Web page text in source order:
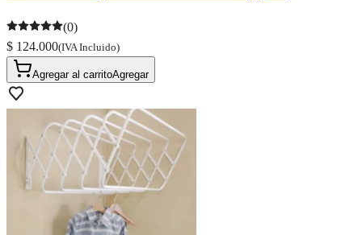
(0)
$ 124.000(IVA Incluido)
Agregar al carritoAgregar